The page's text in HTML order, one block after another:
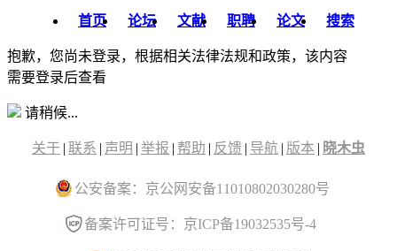
首页 论坛 文献 职聘 论文 搜索
抱歉，您尚未登录，根据相关法律法规和政策，该内容
需要登录后查看
请稍候...
关于 | 联系 | 声明 | 举报 | 帮助 | 反馈 | 导航 | 版本 | 晓木虫
公安备案：京公网安备11010802030280号
备案许可证号：京ICP备19032535号-4